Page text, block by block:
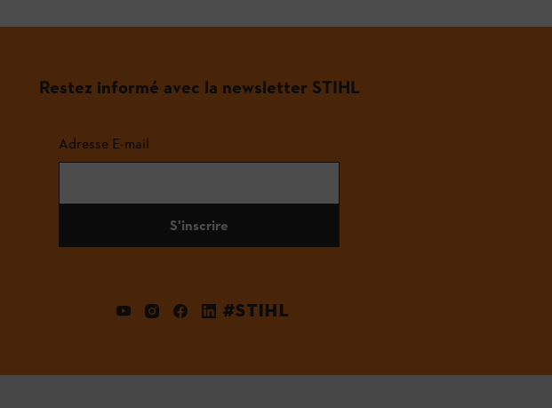
Restez informé avec la newsletter STIHL
Adresse E-mail
S'inscrire
#STIHL